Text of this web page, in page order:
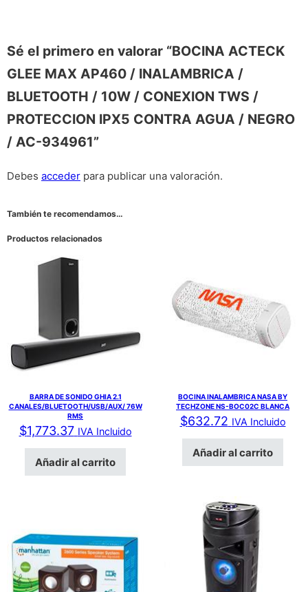
Sé el primero en valorar “BOCINA ACTECK
GLEE MAX AP460 / INALAMBRICA /
BLUETOOTH / 10W / CONEXION TWS /
PROTECCION IPX5 CONTRA AGUA / NEGRO
/ AC-934961”
Debes acceder para publicar una valoración.
También te recomendamos…
Productos relacionados
BARRA DE SONIDO GHIA 2.1
CANALES/BLUETOOTH/USB/AUX/ 76W
RMS
$1,773.37 IVA Incluido
Añadir al carrito
BOCINA INALAMBRICA NASA BY
TECHZONE NS-BOC02C BLANCA
$632.72 IVA Incluido
Añadir al carrito